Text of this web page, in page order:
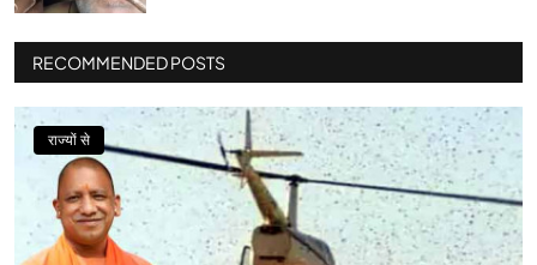
RECOMMENDED POSTS
राज्यों से